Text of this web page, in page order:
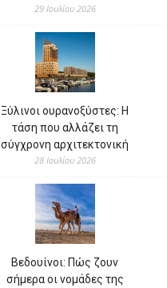
29 Ιουλίου 2026
Ξύλινοι ουρανοξύστες: Η
τάση που αλλάζει τη
σύγχρονη αρχιτεκτονική
28 Ιουλίου 2026
Βεδουίνοι: Πώς ζουν
σήμερα οι νομάδες της